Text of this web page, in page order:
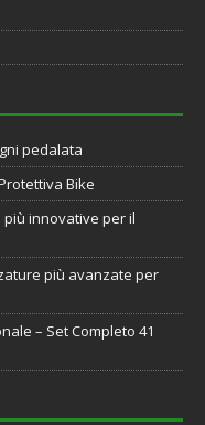
pedalata
Bike
più innovative per il
più avanzate per
– Set Completo 41